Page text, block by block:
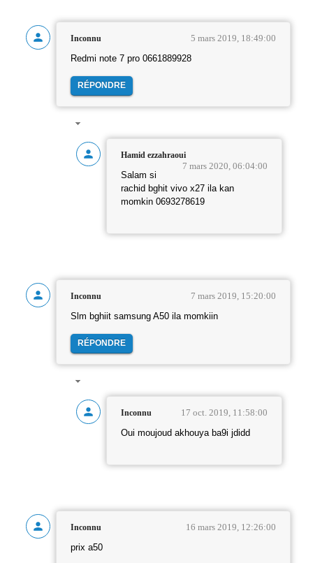
Inconnu 5 mars 2019, 18:49:00
Redmi note 7 pro 0661889928
RÉPONDRE
Hamid ezzahraoui
7 mars 2020, 06:04:00
Salam si
rachid bghit vivo x27 ila kan
momkin 0693278619
Inconnu 7 mars 2019, 15:20:00
Slm bghiit samsung A50 ila momkiin
RÉPONDRE
Inconnu 17 oct. 2019, 11:58:00
Oui moujoud akhouya ba9i jdidd
Inconnu 16 mars 2019, 12:26:00
prix a50